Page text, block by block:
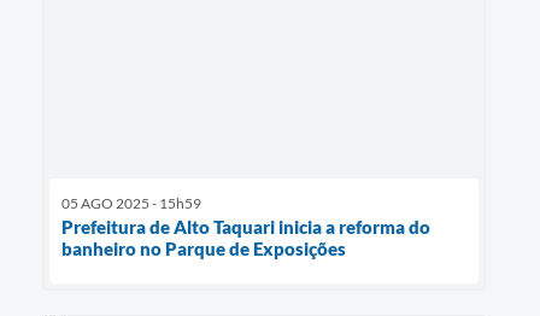
05 AGO 2025 - 15h59
Prefeitura de Alto Taquari inicia a reforma do
banheiro no Parque de Exposições